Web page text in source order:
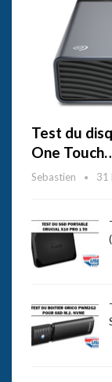
Test du
One
Sebastien 31